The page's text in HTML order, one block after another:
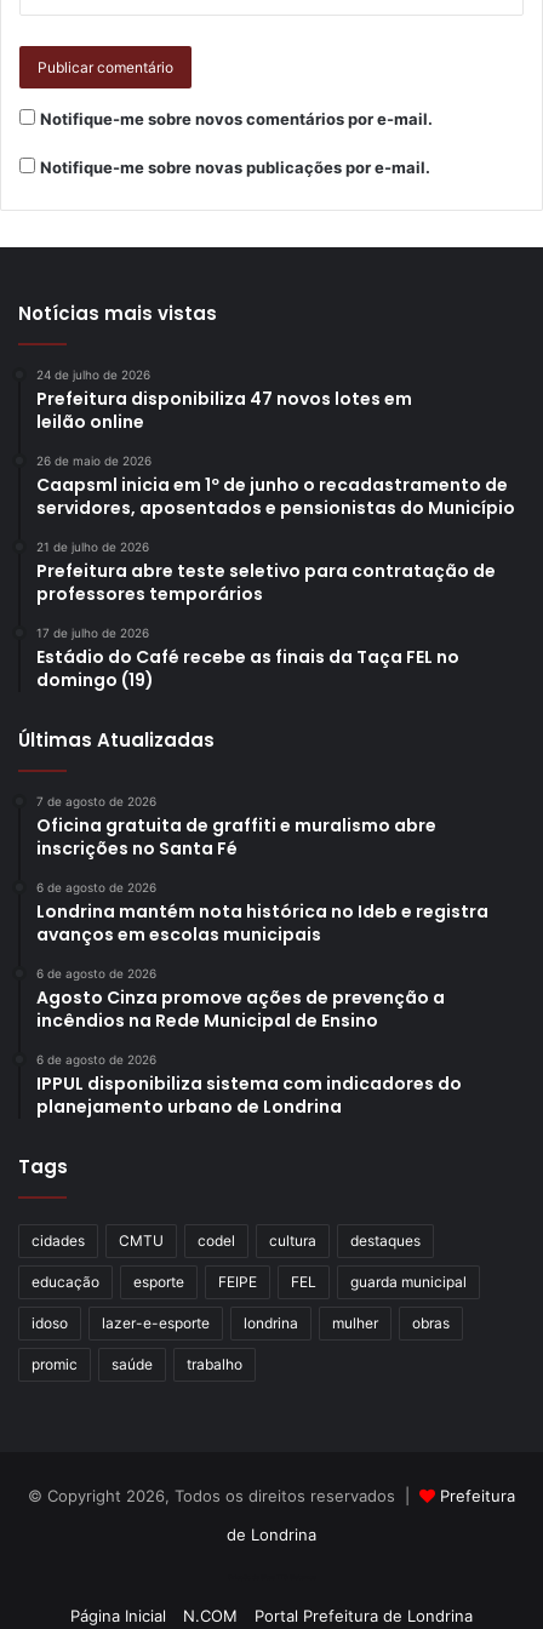
Notifique-me sobre novos comentários por e-mail.
Notifique-me sobre novas publicações por e-mail.
Notícias mais vistas
24 de julho de 2026
Prefeitura disponibiliza 47 novos lotes em
leilão online
26 de maio de 2026
Caapsml inicia em 1º de junho o recadastramento de
servidores, aposentados e pensionistas do Município
21 de julho de 2026
Prefeitura abre teste seletivo para contratação de
professores temporários
17 de julho de 2026
Estádio do Café recebe as finais da Taça FEL no
domingo (19)
Últimas Atualizadas
7 de agosto de 2026
Oficina gratuita de graffiti e muralismo abre
inscrições no Santa Fé
6 de agosto de 2026
Londrina mantém nota histórica no Ideb e registra
avanços em escolas municipais
6 de agosto de 2026
Agosto Cinza promove ações de prevenção a
incêndios na Rede Municipal de Ensino
6 de agosto de 2026
IPPUL disponibiliza sistema com indicadores do
planejamento urbano de Londrina
Tags
cidades CMTU codel cultura destaques
educação esporte FEIPE FEL guarda municipal
idoso lazer-e-esporte londrina mulher obras
promic saúde trabalho
© Copyright 2026, Todos os direitos reservados |
Prefeitura
de Londrina
Página Inicial N.COM Portal Prefeitura de Londrina